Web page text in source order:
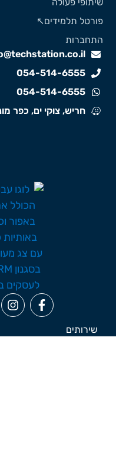
info@techstation.co.il
054-514-6555
054-514-6555
חריש, צוקי ים, כפר מונש
תלמידים↖️
שירותים